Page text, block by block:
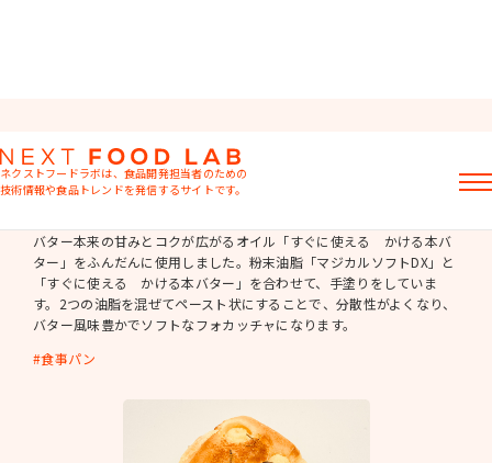
ネクストフードラボは、食品開発担当者のための
技術情報や食品トレンドを発信するサイトです。
記事
製品情報
レシピ
イベント・セミナー
ミヨシ油脂の強み
総菜パン
じゃがバタフォカッチャ
バター本来の甘みとコクが広がるオイル「すぐに使える かける本バ
ター」をふんだんに使用しました。粉末油脂「マジカルソフトDX」と
「すぐに使える かける本バター」を合わせて、手塗りをしていま
す。2つの油脂を混ぜてペースト状にすることで、分散性がよくなり、
バター風味豊かでソフトなフォカッチャになります。
食事パン